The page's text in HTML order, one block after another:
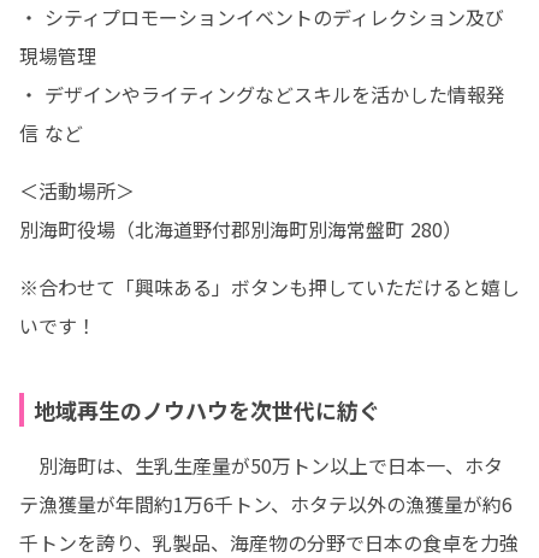
・ シティプロモーションイベントのディレクション及び
現場管理
・ デザインやライティングなどスキルを活かした情報発
信 など
＜活動場所＞
別海町役場（北海道野付郡別海町別海常盤町 280）
※合わせて「興味ある」ボタンも押していただけると嬉し
いです！
地域再生のノウハウを次世代に紡ぐ
別海町は、生乳生産量が50万トン以上で日本一、ホタ
テ漁獲量が年間約1万6千トン、ホタテ以外の漁獲量が約6
千トンを誇り、乳製品、海産物の分野で日本の食卓を力強